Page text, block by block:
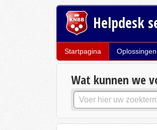
Helpdesk
Startpagina Oplossingen
Wat kunnen we